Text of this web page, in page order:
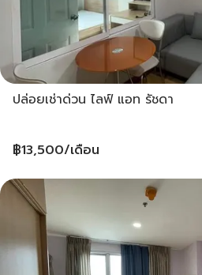
ปล่อยเช่าด่วน ไลฟ์ แอท รัชดา
฿13,500/เดือน